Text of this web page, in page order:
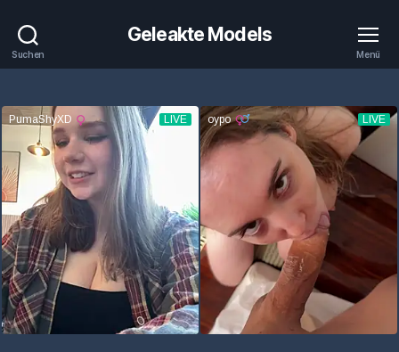
Suchen
Geleakte Models
Menü